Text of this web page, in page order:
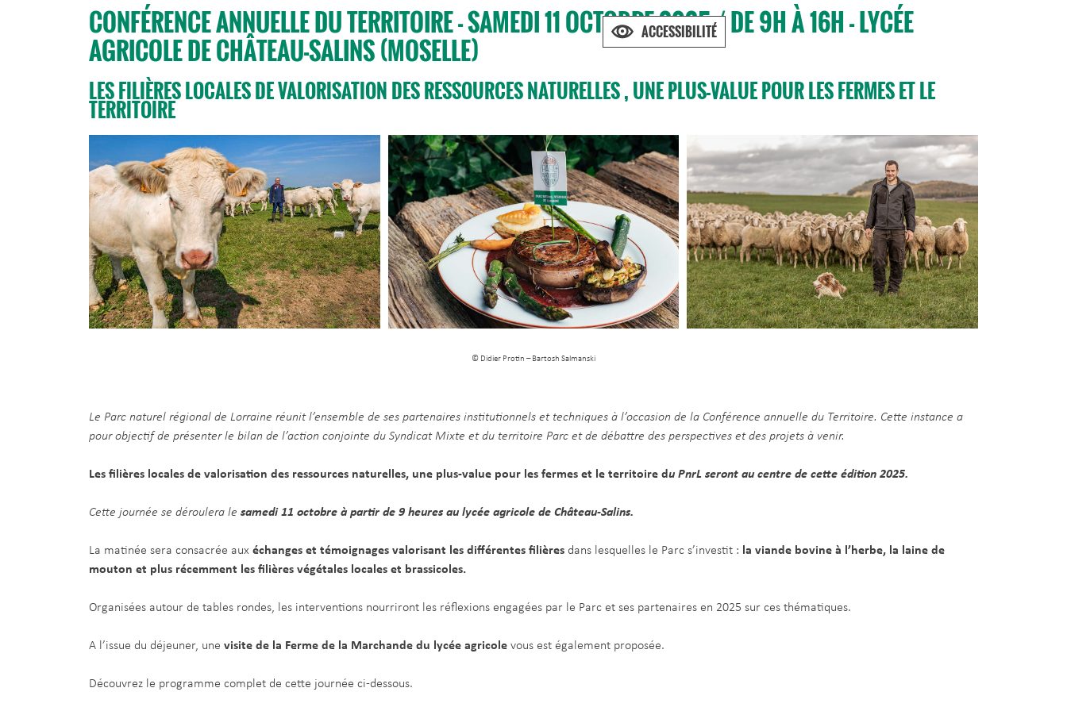
CONFÉRENCE ANNUELLE DU TERRITOIRE - SAMEDI 11 OCTOBRE 2025 / DE 9H À 16H - LYCÉE
AGRICOLE DE CHÂTEAU-SALINS (MOSELLE)
LES FILIÈRES LOCALES DE VALORISATION DES RESSOURCES NATURELLES , UNE PLUS-VALUE POUR LES FERMES ET LE
TERRITOIRE
© Didier Protin – Bartosh Salmanski
Le Parc naturel régional de Lorraine réunit l’ensemble de ses partenaires institutionnels et techniques à l’occasion de la Conférence annuelle du Territoire. Cette instance a
pour objectif de présenter le bilan de l’action conjointe du Syndicat Mixte et du territoire Parc et de débattre des perspectives et des projets à venir.
Les filières locales de valorisation des ressources naturelles, une plus-value pour les fermes et le territoire du PnrL seront au centre de cette édition 2025.
Cette journée se déroulera le samedi 11 octobre à partir de 9 heures au lycée agricole de Château-Salins.
La matinée sera consacrée aux échanges et témoignages valorisant les différentes filières dans lesquelles le Parc s’investit : la viande bovine à l’herbe, la laine de
mouton et plus récemment les filières végétales locales et brassicoles.
Organisées autour de tables rondes, les interventions nourriront les réflexions engagées par le Parc et ses partenaires en 2025 sur ces thématiques.
A l’issue du déjeuner, une visite de la Ferme de la Marchande du lycée agricole vous est également proposée.
Découvrez le programme complet de cette journée ci-dessous.
ACCESSIBILITÉ